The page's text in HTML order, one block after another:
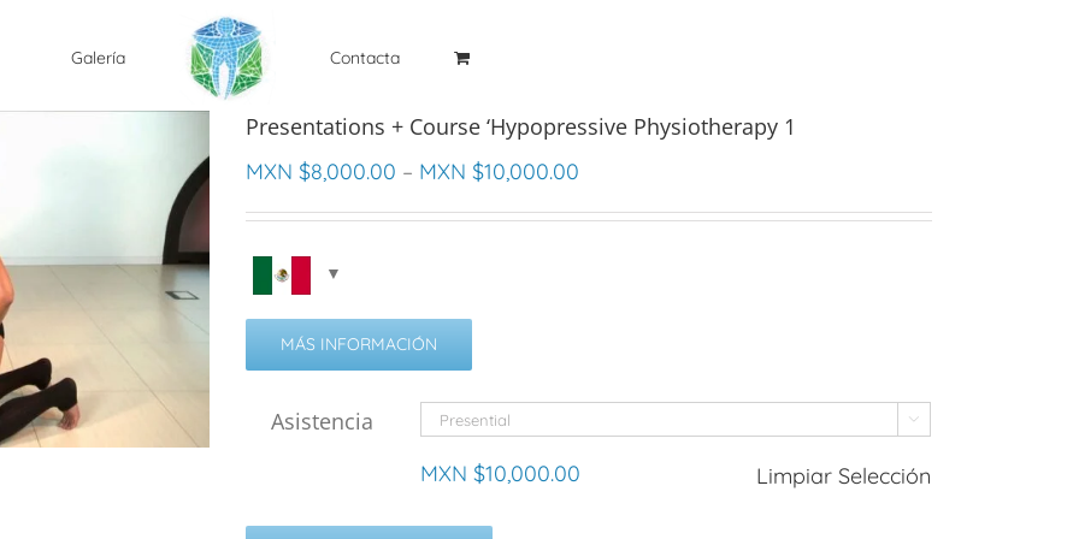
Galería Contacta
Presentations + Course ‘Hypopressive Physiotherapy 1
MXN $8,000.00 – MXN $10,000.00
MÁS INFORMACIÓN
Asistencia 
MXN $10,000.00 Limpiar Selección